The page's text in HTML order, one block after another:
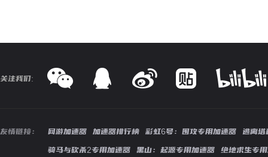
关注我们:
友情链接： 网游加速器 加速器排行榜 彩虹6号：围攻专用加速器
逃离塔
骑马与砍杀2专用加速器
黑山：起源专用加速器 绝地求生专